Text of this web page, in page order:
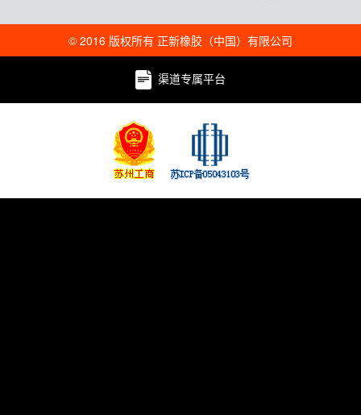
© 2016 版权所有 正新橡胶（中国）有限公司
渠道专属平台